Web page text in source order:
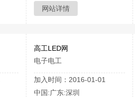
网站详情
高工LED网
电子电工
加入时间：2016-01-01
中国:广东:深圳